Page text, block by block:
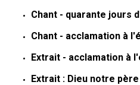
Chant - quarante jours
Chant - acclamation à
Extrait - acclamation à
Extrait : Dieu notre père